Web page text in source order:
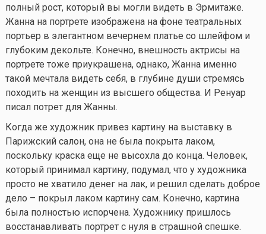
полный рост, который вы могли видеть в Эрмитаже.
Жанна на портрете изображена на фоне театральных
портьер в элегантном вечернем платье со шлейфом и
глубоким декольте. Конечно, внешность актрисы на
портрете тоже приукрашена, однако, Жанна именно
такой мечтала видеть себя, в глубине души стремясь
походить на женщин из высшего общества. И Ренуар
писал потрет для Жанны.
Когда же художник привез картину на выставку в
Парижский салон, она не была покрыта лаком,
поскольку краска еще не высохла до конца. Человек,
который принимал картину, подумал, что у художника
просто не хватило денег на лак, и решил сделать доброе
дело – покрыл лаком картину сам. Конечно, картина
была полностью испорчена. Художнику пришлось
восстанавливать портрет с нуля в страшной спешке.